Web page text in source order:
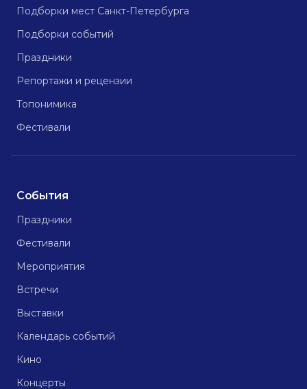
Подборки мест Санкт-Петербурга
Подборки событий
Праздники
Репортажи и рецензии
Топонимика
Фестивали
События
Праздники
Фестивали
Мероприятия
Встречи
Выставки
Календарь событий
Кино
Концерты